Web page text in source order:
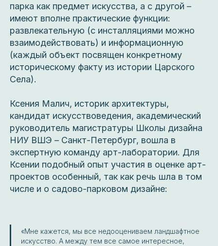
парка как предмет искусства, а с другой –
имеют вполне практические функции:
развлекательную (с инсталляциями можно
взаимодействовать) и информационную
(каждый объект посвящен конкретному
историческому факту из истории Царского
Села).
Ксения Малич, историк архитектуры,
кандидат искусствоведения, академический
руководитель магистратуры Школы дизайна
НИУ ВШЭ – Санкт-Петербург, вошла в
экспертную команду арт-лаборатории. Для
Ксении подобный опыт участия в оценке арт-
проектов особенный, так как речь шла в том
числе и о садово-парковом дизайне:
«Мне кажется, мы все недооцениваем ландшафтное
искусство. А между тем все самое интересное,